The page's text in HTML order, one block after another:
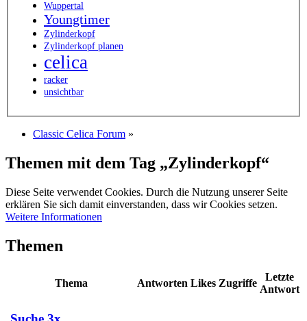
Wuppertal
Youngtimer
Zylinderkopf
Zylinderkopf planen
celica
racker
unsichtbar
Classic Celica Forum »
Themen mit dem Tag „Zylinderkopf“
Diese Seite verwendet Cookies. Durch die Nutzung unserer Seite
erklären Sie sich damit einverstanden, dass wir Cookies setzen.
Weitere Informationen
Themen
Thema Antworten Likes Zugriffe
Letzte
Antwort